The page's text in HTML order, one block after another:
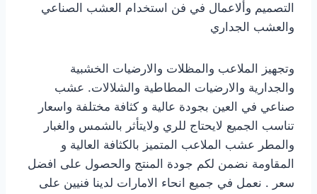
التصميم وألاعمال في فن استخدام العشب الصناعي
والعشب الجداري
وتجهيز الملاعب والمظلات والارضيات الخشبية
والجدارية والارضيات المطاطية والشلالات. عشب
صناعي في العين بجودة عالية و كثافة مختلفة واسعار
تناسب الجميع لايحتاج للري ولايتأثر بالشمس والغبار
والمطر عشب الملاعب المتميز بالكثافة العالية و
المقاومة نضمن لكم جودة المنتج والحصول على افضل
سعر . نعمل في جميع انحاء الامارات لدينا فنيين على